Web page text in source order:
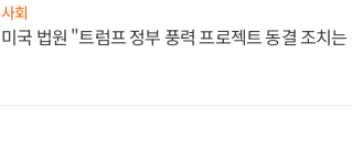
사회
미국 법원 "트럼프 정부 풍력 프로젝트 동결 조치